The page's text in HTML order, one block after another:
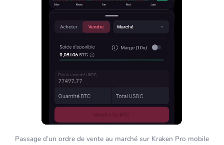
Passage d’un ordre de vente au marché sur Kraken Pro mobile